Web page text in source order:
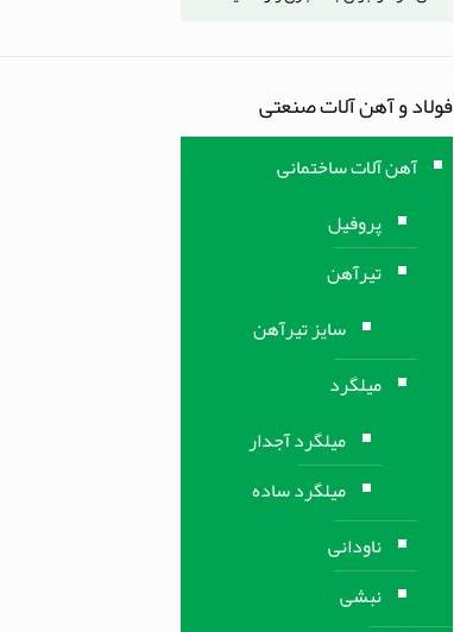
فولاد و آهن آلات صنعتی
آهن آلات ساختمانی
پروفیل
تیرآهن
سایز تیرآهن
میلگرد
میلگرد آجدار
میلگرد ساده
ناودانی
نبشی